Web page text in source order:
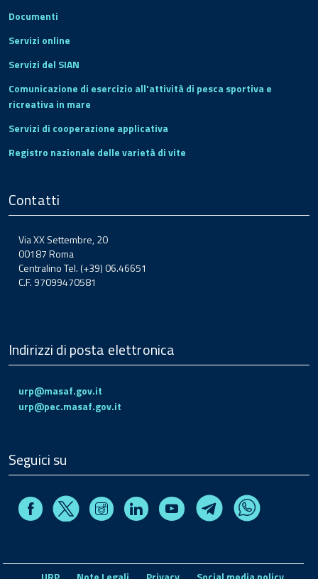
Documenti
Servizi online
Servizi del SIAN
Comunicazione di esercizio all'attività di pesca sportiva e
ricreativa in mare
Servizi di cooperazione applicativa
Registro nazionale delle varietà di vite
Contatti
Via XX Settembre, 20
00187 Roma
Centralino Tel. (+39) 06.46651
C.F. 97099470581
Indirizzi di posta elettronica
urp@masaf.gov.it
urp@pec.masaf.gov.it
Seguici su
FacebookX InstagramLinkedin Youtube TelegramWhatsapp